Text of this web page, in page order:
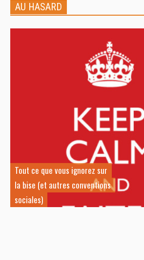
AU HASARD
Tout ce que vous ignorez sur
la bise (et autres conventions
sociales)